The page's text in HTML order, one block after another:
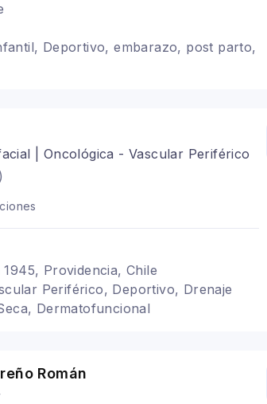
Deportivo, embarazo, post parto,
| Oncológica - Vascular Periférico
)
Providencia, Chile
Periférico, Deportivo, Drenaje
Dermatofuncional
Román